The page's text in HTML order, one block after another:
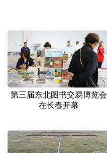
陕西 甘肃
新疆 内蒙古
多语种频道
Русский язык
第三届东北图书交易博览会
在长春开幕